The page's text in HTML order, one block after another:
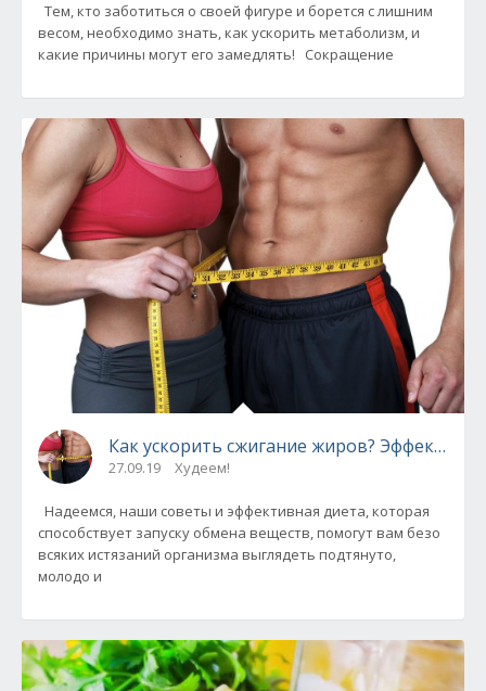
Тем, кто заботиться о своей фигуре и борется с лишним
весом, необходимо знать, как ускорить метаболизм, и
какие причины могут его замедлять! Сокращение
Как ускорить сжигание
27.09.19 Худеем!
Надеемся, наши советы и эффективная диета, которая
способствует запуску обмена веществ, помогут вам безо
всяких истязаний организма выглядеть подтянуто,
молодо и